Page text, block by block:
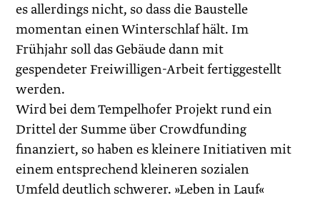
es allerdings nicht, so dass die Baustelle
momentan einen Winterschlaf hält. Im
Frühjahr soll das Gebäude dann mit
gespendeter Freiwilligen-Arbeit fertiggestellt
werden.
Wird bei dem Tempelhofer Projekt rund ein
Drittel der Summe über Crowdfunding
finanziert, so haben es kleinere Initiativen mit
einem entsprechend kleineren sozialen
Umfeld deutlich schwerer. »Leben in Lauf«